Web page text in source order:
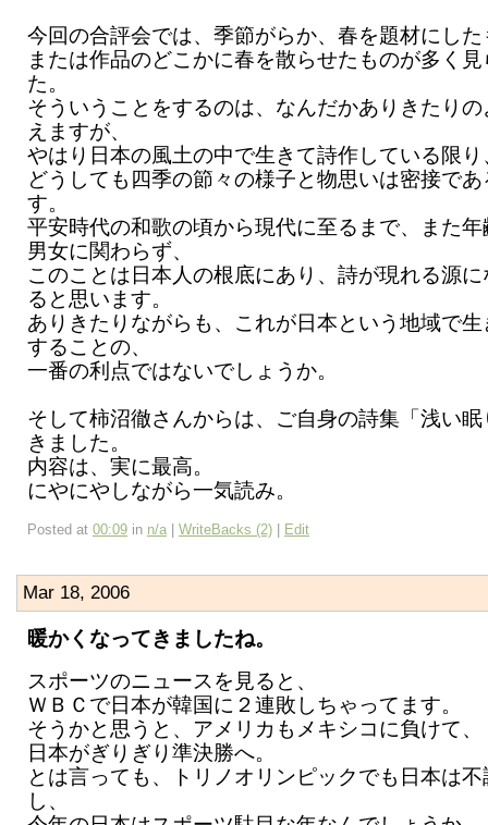
今回の合評会では、季節がらか、春を題材にした
または作品のどこかに春を散らせたものが多く
た。
そういうことをするのは、なんだかありきたり
えますが、
やはり日本の風土の中で生きて詩作している限り
どうしても四季の節々の様子と物思いは密接で
す。
平安時代の和歌の頃から現代に至るまで、また
男女に関わらず、
このことは日本人の根底にあり、詩が現れる源
ると思います。
ありきたりながらも、これが日本という地域で
することの、
一番の利点ではないでしょうか。
そして柿沼徹さんからは、ご自身の詩集「浅い
きました。
内容は、実に最高。
にやにやしながら一気読み。
Posted at 00:09 in n/a WriteBacks (2) Edit
Mar 18, 2006
暖かくなってきましたね。
スポーツのニュースを見ると、
ＷＢＣで日本が韓国に２連敗しちゃってます。
そうかと思うと、アメリカもメキシコに負けて、
日本がぎりぎり準決勝へ。
とは言っても、トリノオリンピックでも日本は
し、